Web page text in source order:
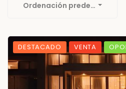
Ordenación predeterminada
DESTACADO VENTA